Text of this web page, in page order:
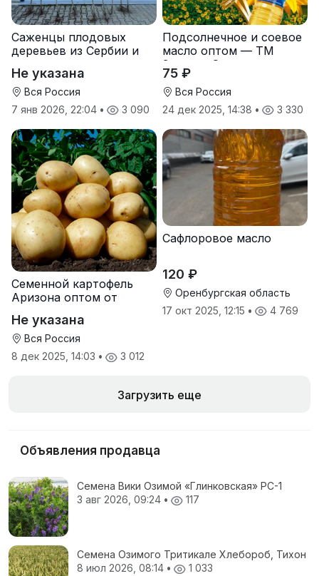
Саженцы плодовых
деревьев из Сербии и
Не указана
Вся Россия
7 янв 2026, 22:04 • 3 090
Подсолнечное и соевое
масло оптом — ТМ
Золотая Семечка
75 ₽
Вся Россия
24 дек 2025, 14:38 • 3 330
Семенной картофель
Аризона оптом от
Не указана
Вся Россия
8 дек 2025, 14:03 • 3 012
Сафлоровое масло
120 ₽
Оренбургская область
17 окт 2025, 12:15 • 4 769
Загрузить еще
Объявления продавца
Семена Вики Озимой «Глинковская» РС-1
3 авг 2026, 09:24 • 117
Семена Озимого Тритикале Хлебороб, Тихон
8 июл 2026, 08:14 • 1 033